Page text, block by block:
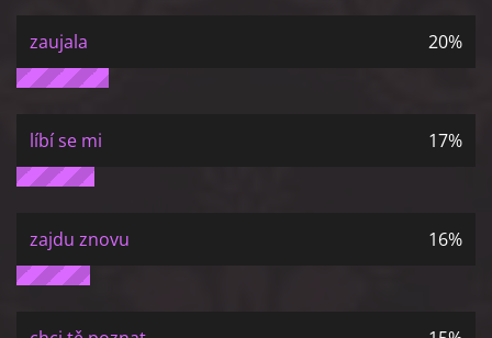
zaujala 20%
líbí se mi 17%
zajdu znovu 16%